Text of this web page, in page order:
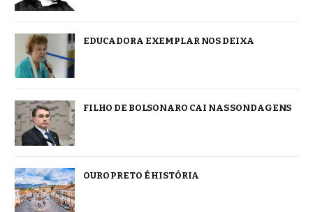
EDUCADORA EXEMPLAR NOS DEIXA
FILHO DE BOLSONARO CAI NAS SONDAGENS
OURO PRETO É HISTÓRIA